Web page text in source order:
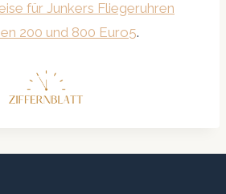
für Junkers Fliegeruhren
200 und 800 Euro5.